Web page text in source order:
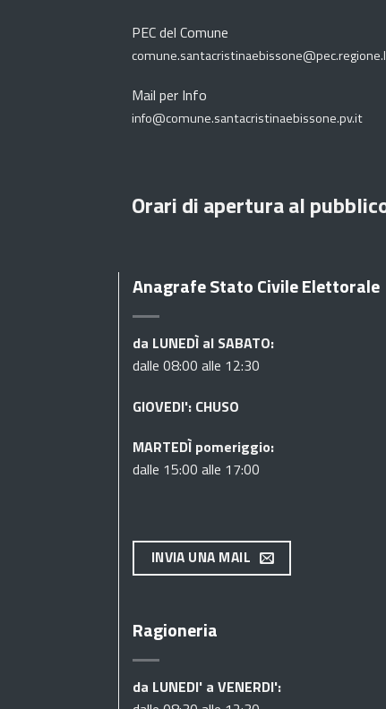
PEC del Comune
Mail per Info
info@comune.santacristinaebissone.pv.it
Orari di apertura al
Anagrafe Stato Civile Elettorale
da LUNEDÌ al SABATO:
dalle 08:00 alle 12:30
GIOVEDI': CHUSO
MARTEDÌ pomeriggio:
dalle 15:00 alle 17:00
INVIA UNA MAIL
Ragioneria
da LUNEDI' a VENERDI':